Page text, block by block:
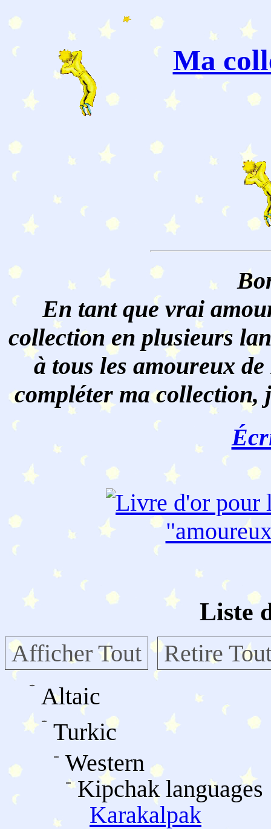
Ma
En tant que vrai
collection en plusieurs
à tous les amoureux
compléter ma
Liste
Afficher Tout
Retire
Altaic
Turkic
Western
Kipchak languages
Karakalpak